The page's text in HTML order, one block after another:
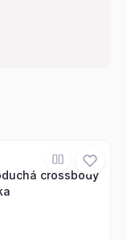
crossbody